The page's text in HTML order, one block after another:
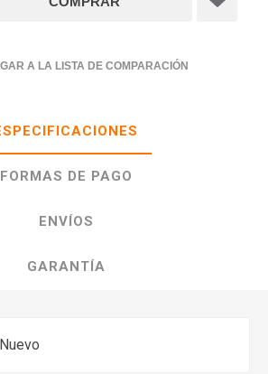
A LA LISTA DE COMPARACIÓN
FORMAS DE PAGO
ENVÍOS
GARANTÍA
Nuevo